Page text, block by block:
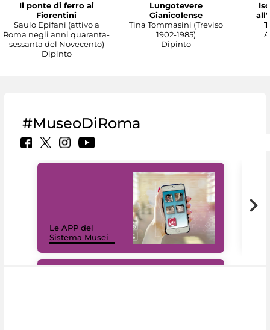
Il ponte di ferro ai
Fiorentini
Saulo Epifani (attivo a
Roma negli anni quaranta-
sessanta del Novecento)
Dipinto
Lungotevere
Gianicolense
Tina Tommasini (Treviso
1902-1985)
Dipinto
#MuseoDiRoma
Le APP del
Sistema Musei